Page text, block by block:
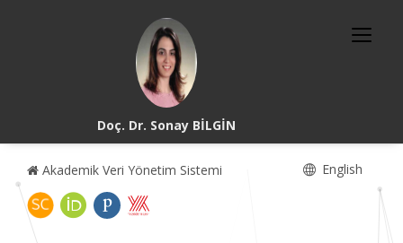
Doç. Dr. Sonay BİLGİN
Akademik Veri Yönetim Sistemi English